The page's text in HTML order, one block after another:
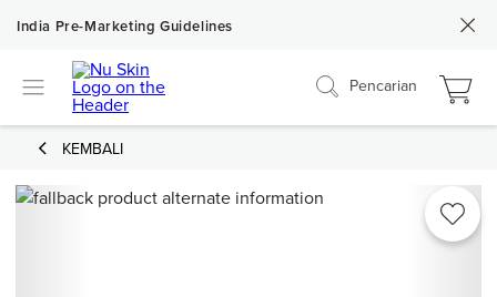
India Pre-Marketing Guidelines
Pencarian
KEMBALI